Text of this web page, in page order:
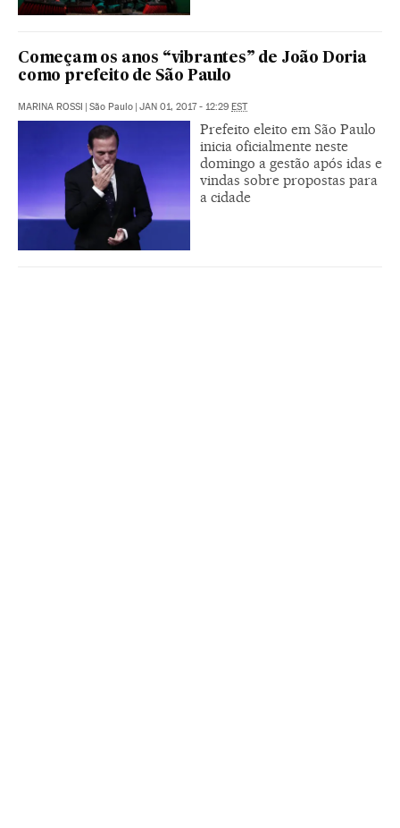
Começam os anos “vibrantes” de João Doria
como prefeito de São Paulo
MARINA ROSSI | São Paulo | JAN 01, 2017 - 12:29 EST
Prefeito eleito em São Paulo
inicia oficialmente neste
domingo a gestão após idas e
vindas sobre propostas para
a cidade